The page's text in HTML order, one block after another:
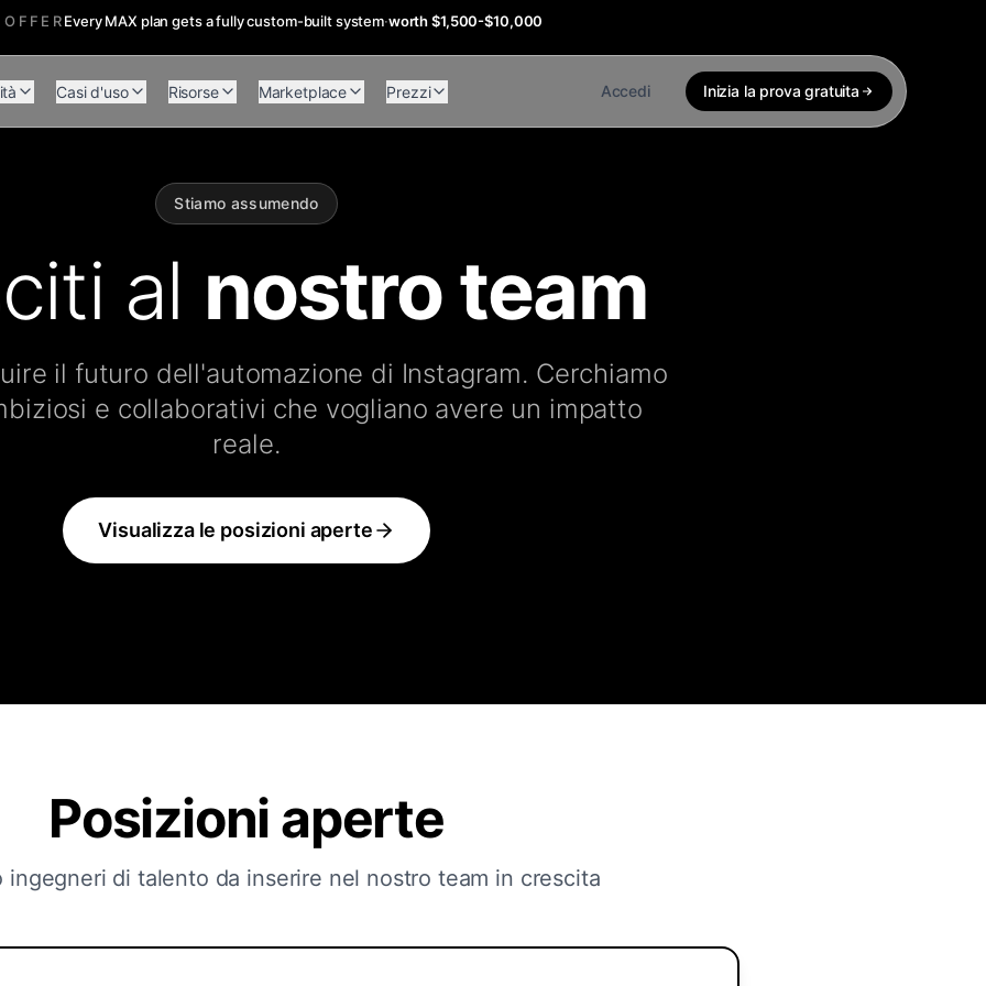
Every MAX plan gets a fully custom-built system·worth $1,500-$10,000
Casi d'uso Risorse Marketplace Prezzi Accedi Inizia la prova gratuita
Stiamo assumendo
al nostro team
il futuro dell'automazione di Instagram. Cerchiamo
e collaborativi che vogliano avere un impatto
reale.
Visualizza le posizioni aperte
Posizioni aperte
ingegneri di talento da inserire nel nostro team in crescita